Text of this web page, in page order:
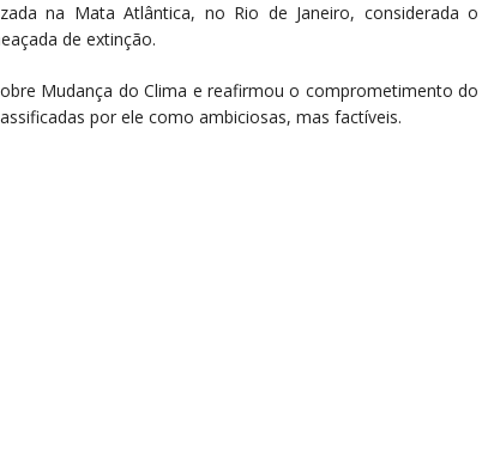
na Mata Atlântica, no Rio de Janeiro, considerada o
de extinção.
Mudança do Clima e reafirmou o comprometimento do
por ele como ambiciosas, mas factíveis.